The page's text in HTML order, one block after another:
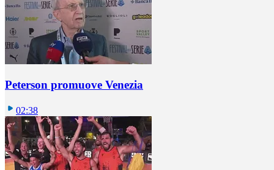
Peterson promuove Venezia
02:38